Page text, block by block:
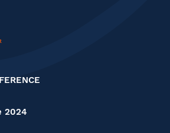
2024